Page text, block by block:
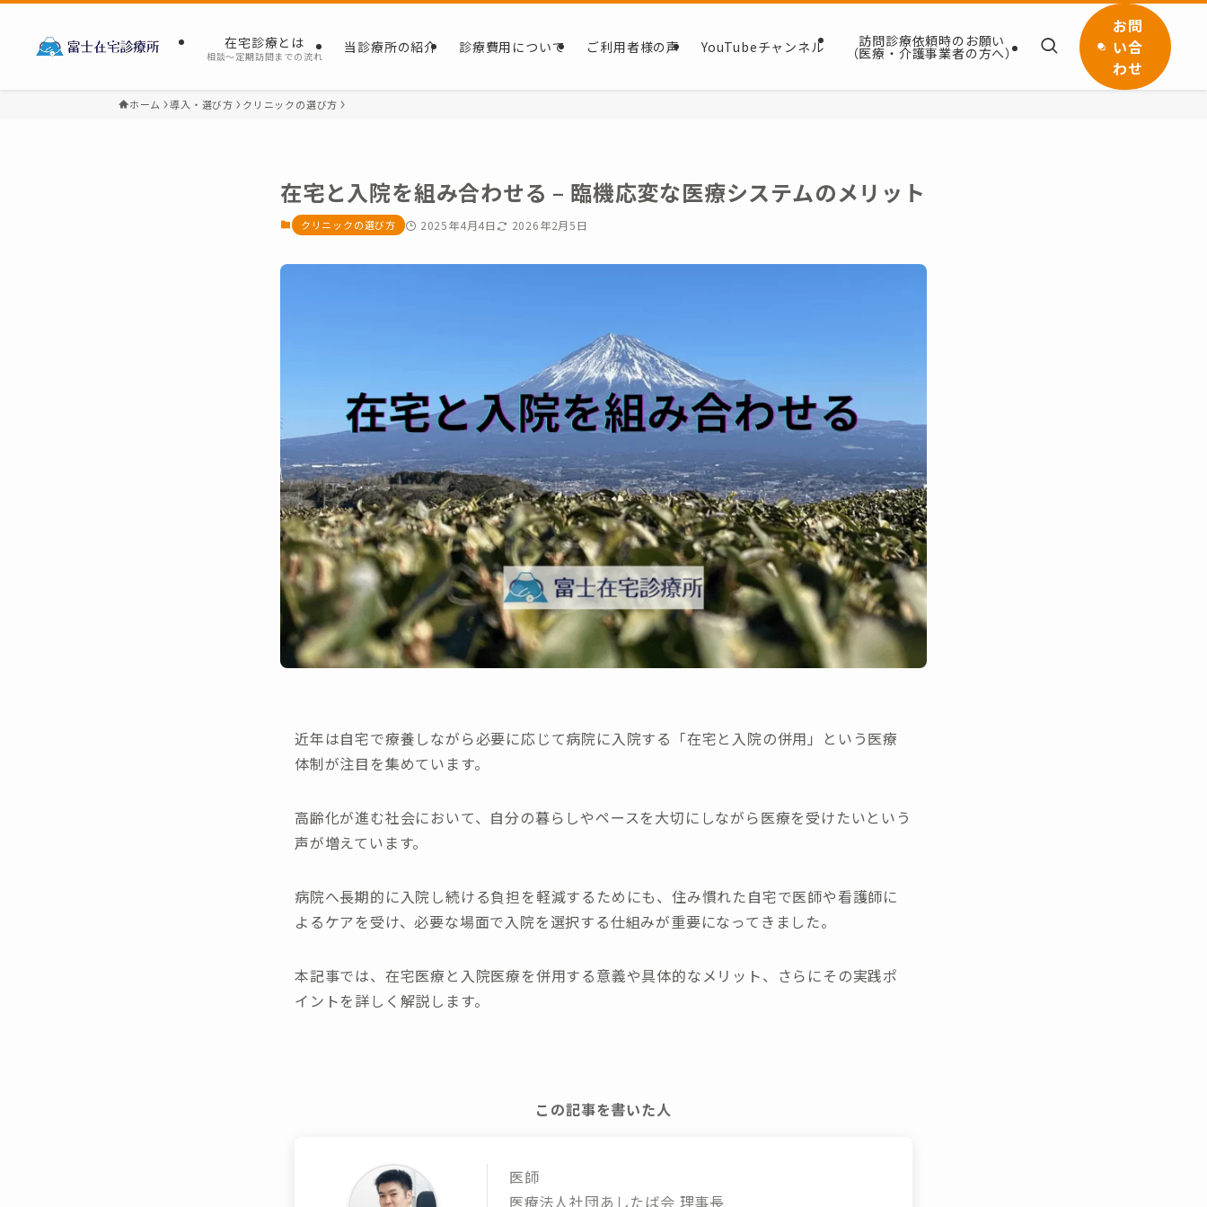
在宅診療とは
相談～定期訪問までの流れ
当診療所の紹介 診療費用について ご利用者様の声 YouTubeチャンネル 訪問診療依頼時のお願い
（医療・介護事業者の方へ）
お問
い合
わせ
ホーム 導入・選び方 クリニックの選び方
在宅と入院を組み合わせる – 臨機応変な医療システムのメリット
クリニックの選び方 2025年4月4日 2026年2月5日
近年は自宅で療養しながら必要に応じて病院に入院する「在宅と入院の併用」という医療
体制が注目を集めています。
高齢化が進む社会において、自分の暮らしやペースを大切にしながら医療を受けたいという
声が増えています。
病院へ長期的に入院し続ける負担を軽減するためにも、住み慣れた自宅で医師や看護師に
よるケアを受け、必要な場面で入院を選択する仕組みが重要になってきました。
本記事では、在宅医療と入院医療を併用する意義や具体的なメリット、さらにその実践ポ
イントを詳しく解説します。
この記事を書いた人
医師
医療法人社団あしたば会 理事長